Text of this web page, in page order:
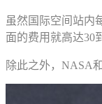
虽然国际空间站内
面的费用就高达30
除此之外，NASA